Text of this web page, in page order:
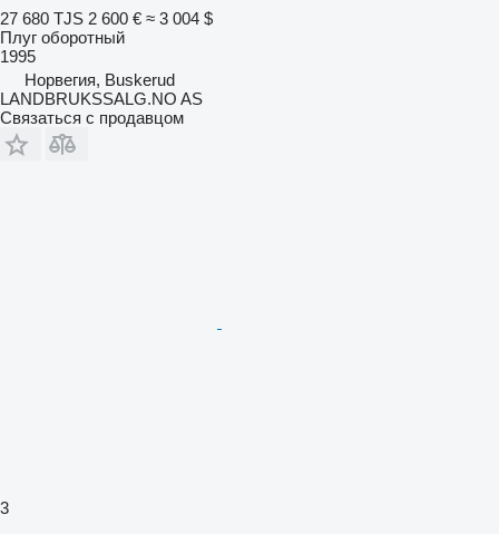
27 680 TJS 2 600 € ≈ 3 004 $
Плуг оборотный
1995
Норвегия, Buskerud
LANDBRUKSSALG.NO AS
Связаться с продавцом
3